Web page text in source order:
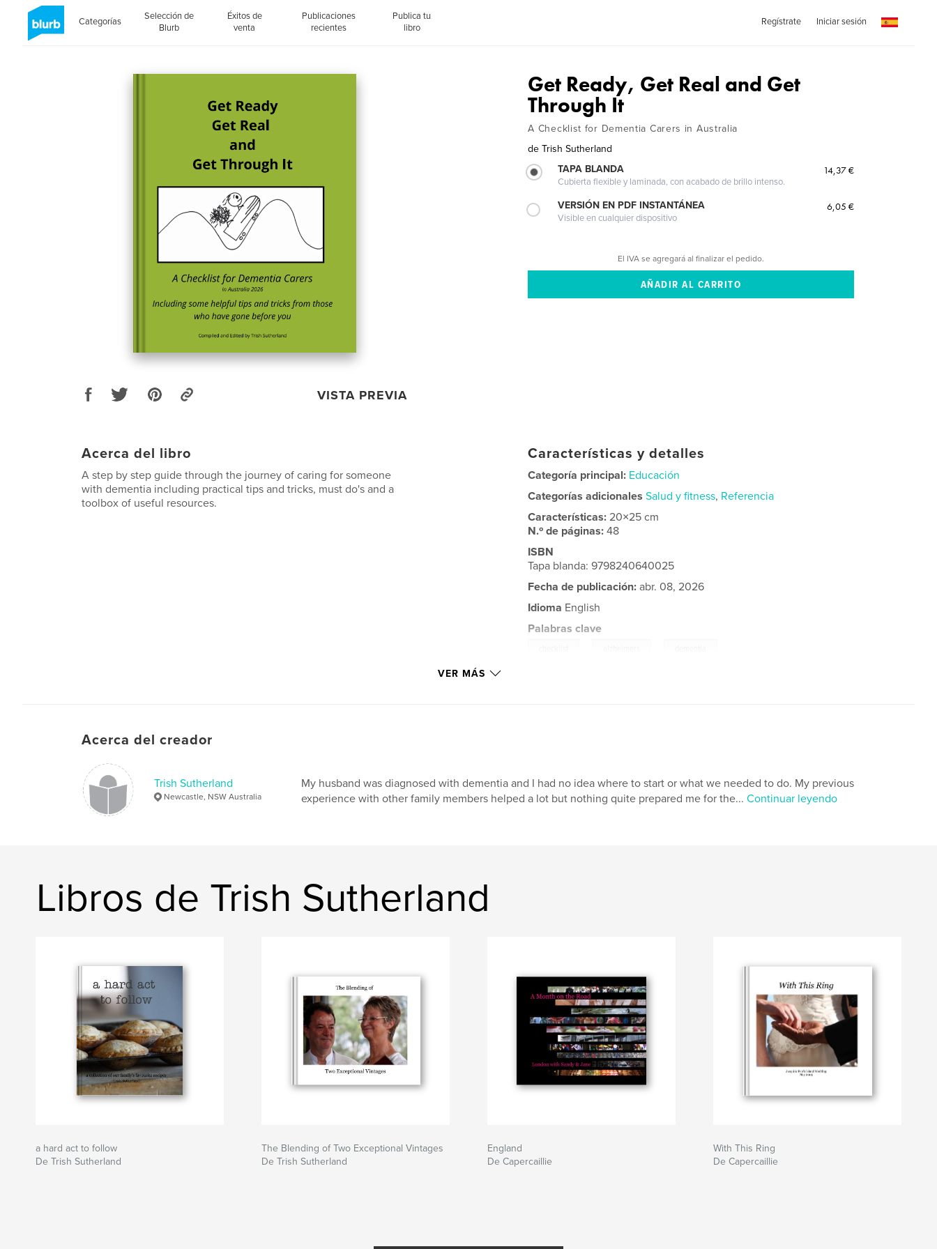
Categorías
Selección de
Blurb
Éxitos de
venta
Publicaciones
recientes
Publica tu
libro
Regístrate Iniciar sesión
VISTA PREVIA
Get Ready, Get Real and Get
Through It
A Checklist for Dementia Carers in Australia
de Trish Sutherland
TAPA BLANDA
Cubierta flexible y laminada, con acabado de brillo intenso.
14,37 €
VERSIÓN EN PDF INSTANTÁNEA
Visible en cualquier dispositivo
6,05 €
El IVA se agregará al finalizar el pedido.
Acerca del libro
A step by step guide through the journey of caring for someone
with dementia including practical tips and tricks, must do's and a
toolbox of useful resources.
Características y detalles
Categoría principal: Educación
Categorías adicionales Salud y fitness, Referencia
Características:20×25 cm
N.º de páginas:48
ISBN
Tapa blanda: 9798240640025
Fecha de publicación: abr. 08, 2026
Idioma English
Palabras clave
VER MÁS
Acerca del creador
Trish Sutherland
Newcastle, NSW Australia
My husband was diagnosed with dementia and I had no idea where to start or what we needed to do. My previous
experience with other family members helped a lot but nothing quite prepared me for the... Continuar leyendo
Libros de Trish Sutherland
a hard act to follow
De Trish Sutherland
The Blending of Two Exceptional Vintages
De Trish Sutherland
England
De Capercaillie
With This Ring
De Capercaillie